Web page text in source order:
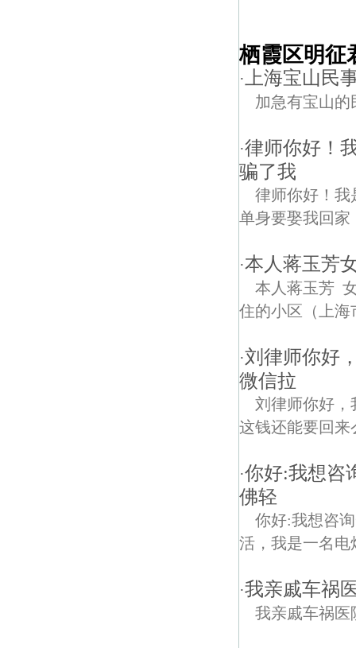
栖霞区明征
· 上海宝山民
加急有宝山的
·律师你好！
骗了我
律师你好！我
单身要娶我回家
·本人蒋玉芳
本人蒋玉芳
住的小区（上海
·刘律师你好
微信拉
刘律师你好，
这钱还能要回来
·你好:我想咨
佛轻
你好:我想咨
活，我是一名电
·我亲戚车祸
我亲戚车祸医